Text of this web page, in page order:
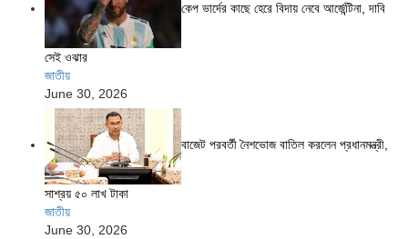
কেপ ভার্দের কাছে হেরে বিদায় নেবে আর্জেন্টিনা, দাবি
সেই ওঝার
জাতীয়
June 30, 2026
বাজেট পরবর্তী নৈশভোজ বাতিল করলেন প্রধানমন্ত্রী,
সাশ্রয় ৫০ লাখ টাকা
জাতীয়
June 30, 2026